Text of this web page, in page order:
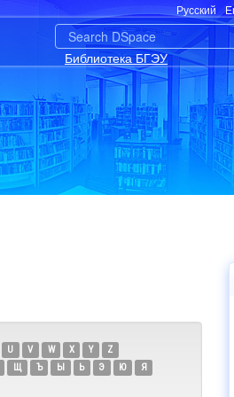
Русский
Библиотека БГЭУ
U V W X Y
Z
Щ Ъ Ы Ь Э Ю Я